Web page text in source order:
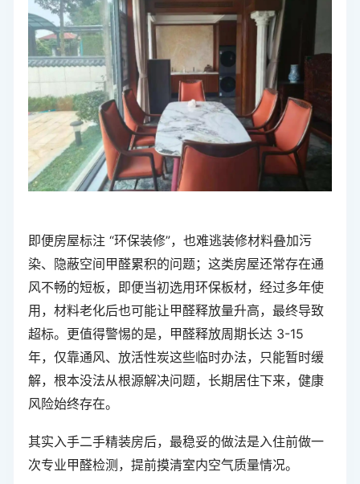
即便房屋标注 “环保装修”，也难逃装修材料叠加污
染、隐蔽空间甲醛累积的问题；这类房屋还常存在通
风不畅的短板，即便当初选用环保板材，经过多年使
用，材料老化后也可能让甲醛释放量升高，最终导致
超标。更值得警惕的是，甲醛释放周期长达 3-15
年，仅靠通风、放活性炭这些临时办法，只能暂时缓
解，根本没法从根源解决问题，长期居住下来，健康
风险始终存在。
其实入手二手精装房后，最稳妥的做法是入住前做一
次专业甲醛检测，提前摸清室内空气质量情况。